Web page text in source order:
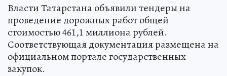
Власти Татарстана объявили тендеры на
проведение дорожных работ общей
стоимостью 461,1 миллиона рублей.
Соответствующая документация размещена на
официальном портале государственных
закупок.